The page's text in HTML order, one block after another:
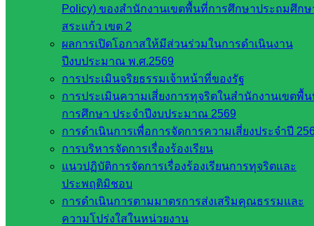
Policy) ของสำนักงานเขตพื้นที่การศึกษาประถมศึกษ
สระแก้ว เขต 2
ผลการเปิดโอกาสให้มีส่วนร่วมในการดำเนินงาน
ปีงบประมาณ พ.ศ.2569
การประเมินจริยธรรมเจ้าหน้าที่ของรัฐ
การประเมินความเสี่ยงการทุจริตในสำนักงานเขตพื้
การศึกษา ประจำปีงบประมาณ 2569
การดำเนินการเพื่อการจัดการความเสี่ยงประจำปี
การบริหารจัดการเรื่องร้องเรียน
แนวปฏิบัติการจัดการเรื่องร้องเรียนการทุจริตและ
ประพฤติมิชอบ
การดำเนินการตามมาตรการส่งเสริมคุณธรรมและ
ความโปร่งใสในหน่วยงาน
BANKAEWPETPLOY
BANKAEWPETPLOY
หน่วยงาน
ที่เกี่ยวข้อง